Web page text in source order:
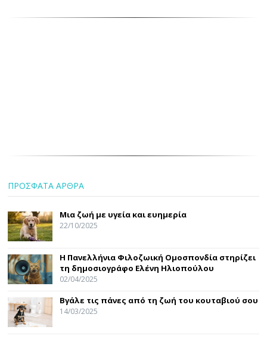
ΠΡΟΣΦΑΤΑ ΑΡΘΡΑ
Μια ζωή με υγεία και ευημερία
22/10/2025
Η Πανελλήνια Φιλοζωική Ομοσπονδία στηρίζει
τη δημοσιογράφο Ελένη Ηλιοπούλου
02/04/2025
Βγάλε τις πάνες από τη ζωή του κουταβιού σου
14/03/2025